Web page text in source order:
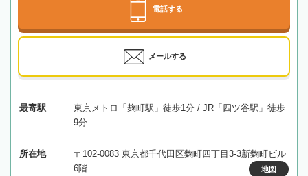
電話する
メールする
最寄駅
東京メトロ「麹町駅」徒歩1分 / JR「四ツ谷駅」徒歩
9分
所在地
〒102-0083 東京都千代田区麴町四丁目3-3新麴町ビル
6階
地図